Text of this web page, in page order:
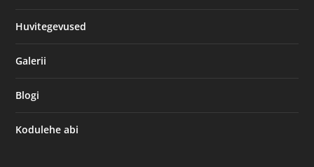
Huvitegevused
Galerii
Blogi
Kodulehe abi